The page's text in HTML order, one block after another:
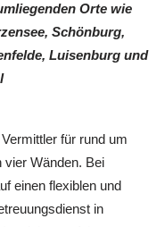
Orte wie
Schönburg,
Luisenburg und
für rund um
vier Wänden. Bei
einen flexiblen und
in